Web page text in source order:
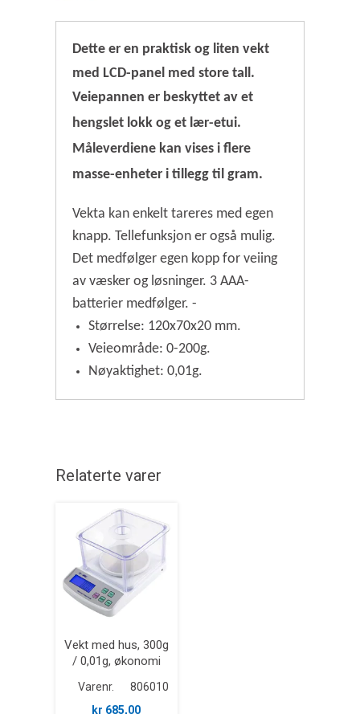
Dette er en praktisk og liten vekt
med LCD-panel med store tall.
Veiepannen er beskyttet av et
hengslet lokk og et lær-etui.
Måleverdiene kan vises i flere
masse-enheter i tillegg til gram.
Vekta kan enkelt tareres med egen
knapp. Tellefunksjon er også mulig.
Det medfølger egen kopp for veiing
av væsker og løsninger. 3 AAA-
batterier medfølger. -
Størrelse: 120x70x20 mm.
Veieområde: 0-200g.
Nøyaktighet: 0,01g.
Relaterte varer
Vekt med hus, 300g
/ 0,01g, økonomi
Varenr.
806010
kr 685,00